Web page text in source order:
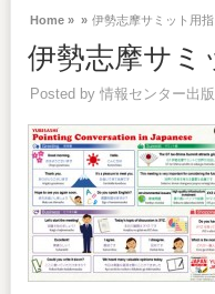
Home » » 伊勢志摩サミット用
伊勢志摩サミ
Posted by 情報センター出